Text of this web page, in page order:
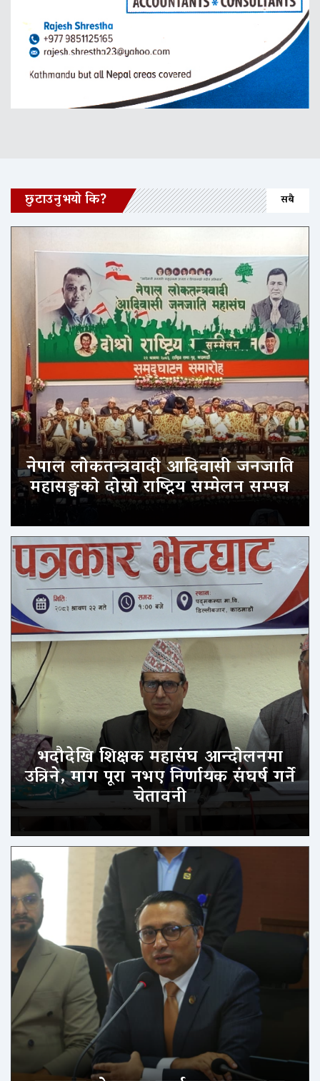
छुटाउनुभयो कि? सबै
नेपाल लोकतन्त्रवादी आदिवासी जनजाति
महासङ्घको दोस्रो राष्ट्रिय सम्मेलन सम्पन्न
भदौदेखि शिक्षक महासंघ आन्दोलनमा
उत्रिने, माग पूरा नभए निर्णायक संघर्ष गर्ने
चेतावनी